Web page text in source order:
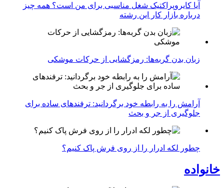
آیا کایروپراکتیک شغل مناسبی برای من است؟ همه چیز
درباره بازار کار این رشته
زبان بدن گربه‌ها: رمزگشایی از حرکات موشکی
آرامش را به رابطه خود برگردانید: ترفندهای ساده برای
جلوگیری از جر و بحث
چطور لکه ادرار را از روی فرش پاک کنیم؟
خانواده